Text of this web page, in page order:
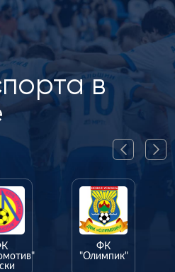
в
ФК
"Олимпик"